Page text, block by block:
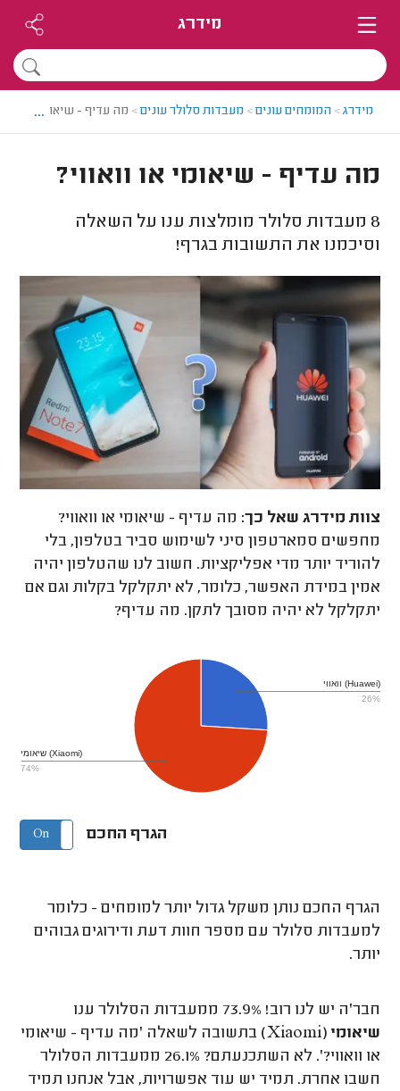
מידרג
מידרג> המומחים עונים> מעבדות סלולר עונים> מה עדיף - שיאומי או
...
מה עדיף - שיאומי או וואווי?
8 מעבדות סלולר מומלצות ענו על השאלה
וסיכמנו את התשובות בגרף!
צוות מידרג שאל כך: מה עדיף - שיאומי או וואווי?
מחפשים סמארטפון סיני לשימוש סביר בטלפון, בלי
להוריד יותר מדי אפליקציות. חשוב לנו שהטלפון יהיה
אמין במידת האפשר, כלומר, לא יתקלקל בקלות וגם אם
יתקלקל לא יהיה מסובך לתקן. מה עדיף?
וואווי (Huawei)
26%
שיאומי (Xiaomi)
74%
הגרף החכם On Off
הגרף החכם נותן משקל גדול יותר למומחים - כלומר
למעבדות סלולר עם מספר חוות דעת ודירוגים גבוהים
יותר.
חבר'ה יש לנו רוב! 73.9% ממעבדות הסלולר ענו
שיאומי (Xiaomi)
בתשובה לשאלה 'מה עדיף - שיאומי
או וואווי?'. לא השתכנעתם? 26.1% ממעבדות הסלולר
חשבו אחרת. תמיד יש עוד אפשרויות, אבל אנחנו תמיד